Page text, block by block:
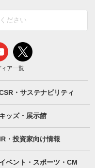
ア一覧
・サステナビリティ
キッズ・展示館
IR・投資家向け情報
イベント・スポーツ・CM